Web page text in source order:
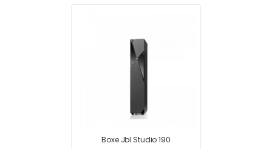
Boxe Jbl Studio 190